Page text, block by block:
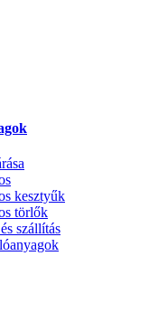
kesztyűk
törlők
szállítás